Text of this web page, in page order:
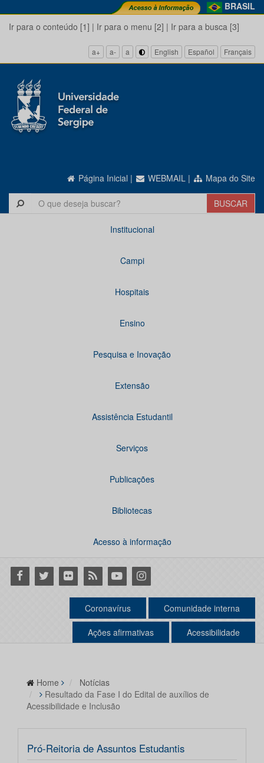
BRASIL
Ir para o conteúdo [1] | Ir para o menu [2] | Ir para a busca [3]
a+ a- a English Español Français
Página Inicial | WEBMAIL | Mapa do Site
Institucional
Campi
Hospitais
Ensino
Pesquisa e Inovação
Extensão
Assistência Estudantil
Serviços
Publicações
Bibliotecas
Acesso à informação
Facebook
Twitter Flickr RSS YoutubeInstagram
Coronavírus Comunidade interna
Ações afirmativas Acessibilidade
Home
Notícias
Resultado da Fase I do Edital de auxílios de
Acessibilidade e Inclusão
Pró-Reitoria de Assuntos Estudantis